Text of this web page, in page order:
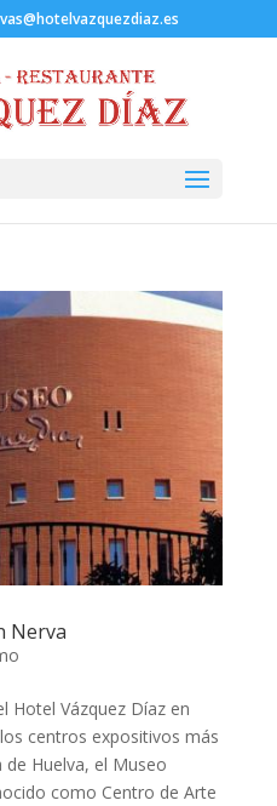
Nerva
Hotel Vázquez Díaz en
centros expositivos más
Huelva, el Museo
como Centro de Arte